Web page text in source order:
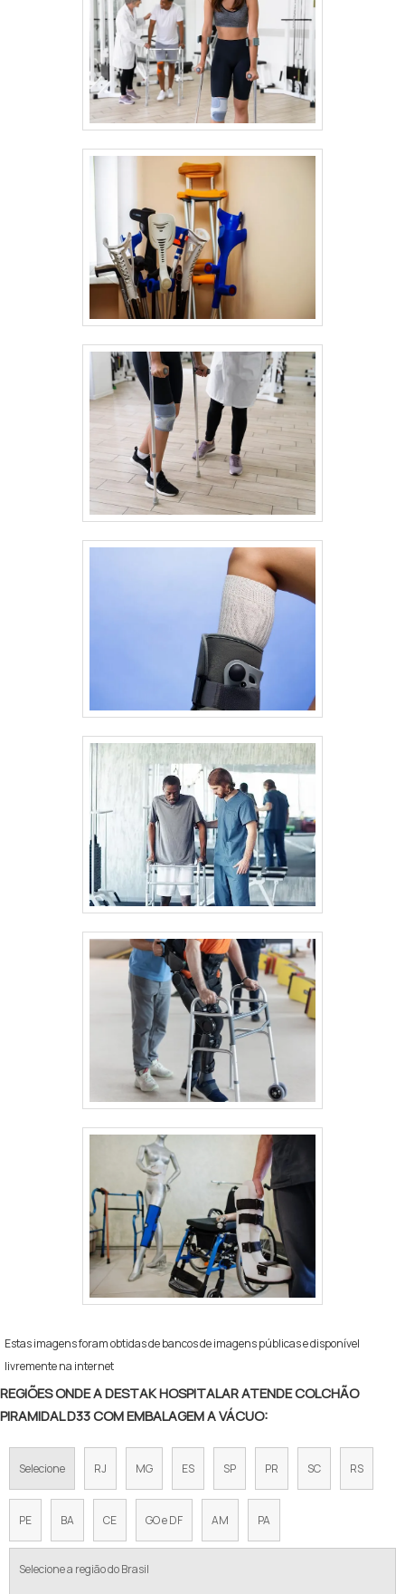
Estas imagens foram obtidas de bancos de imagens públicas e disponível
livremente na internet
REGIÕES ONDE A DESTAK HOSPITALAR ATENDE COLCHÃO
PIRAMIDAL D33 COM EMBALAGEM A VÁCUO:
Selecione RJ MG ES SP PR SC RS
PE BA CE GO e DF AM PA
Selecione a região do Brasil